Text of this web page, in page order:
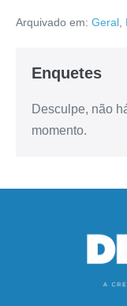
Arquivado em: Geral
Enquetes
Desculpe, não
momento.